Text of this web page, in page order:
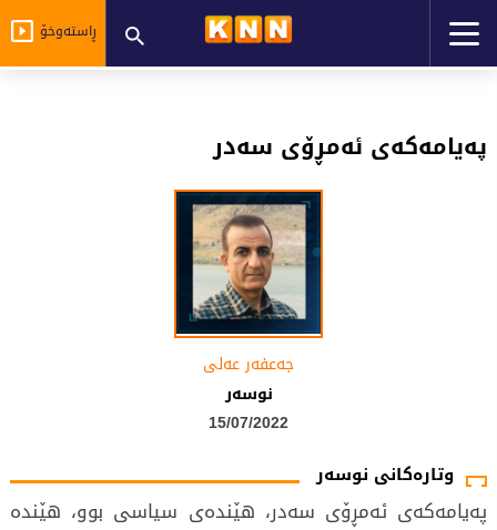
ڕاستەوخۆ
پەیامەکەی ئەمڕۆی سەدر
جەعفەر عەلى
نوسەر
15/07/2022
وتارەکانی نوسەر
پەیامەکەی ئەمڕۆی سەدر، هێندەی سیاسی بوو، هێندە